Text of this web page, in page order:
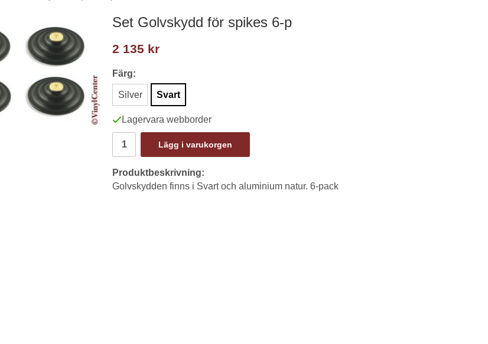
Set Golvskydd för spikes 6-p
2 135 kr
Färg:
Silver Svart
Lagervara webborder
Lägg i varukorgen
Produktbeskrivning:
Golvskydden finns i Svart och aluminium natur. 6-pack